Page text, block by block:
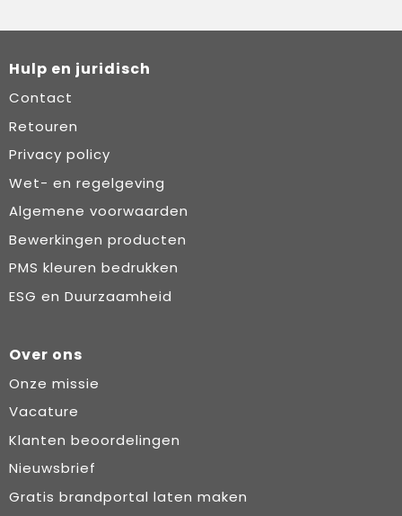
Hulp en juridisch
Contact
Retouren
Privacy policy
Wet- en regelgeving
Algemene voorwaarden
Bewerkingen producten
PMS kleuren bedrukken
ESG en Duurzaamheid
Over ons
Onze missie
Vacature
Klanten beoordelingen
Nieuwsbrief
Gratis brandportal laten maken